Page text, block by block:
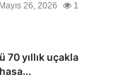
Mayıs 26, 2026 1
70 yıllık uçakla